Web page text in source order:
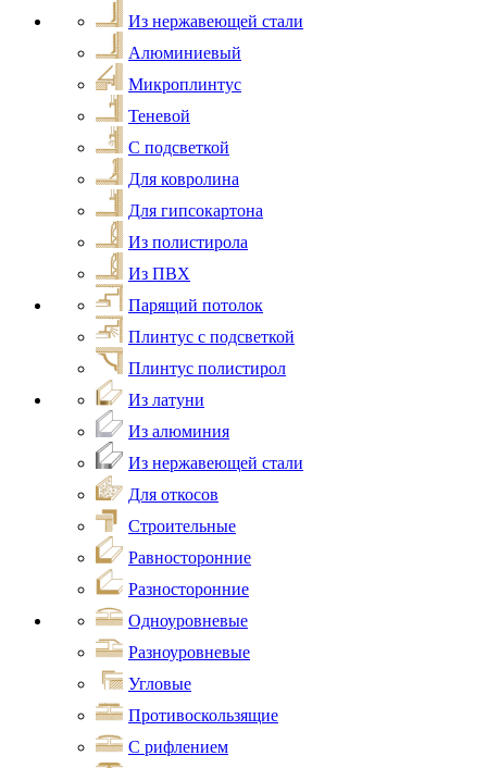
Из нержавеющей стали
Алюминиевый
Микроплинтус
Теневой
С подсветкой
Для ковролина
Для гипсокартона
Из полистирола
Из ПВХ
Парящий потолок
Плинтус с подсветкой
Плинтус полистирол
Из латуни
Из алюминия
Из нержавеющей стали
Для откосов
Строительные
Равносторонние
Разносторонние
Одноуровневые
Разноуровневые
Угловые
Противоскользящие
С рифлением